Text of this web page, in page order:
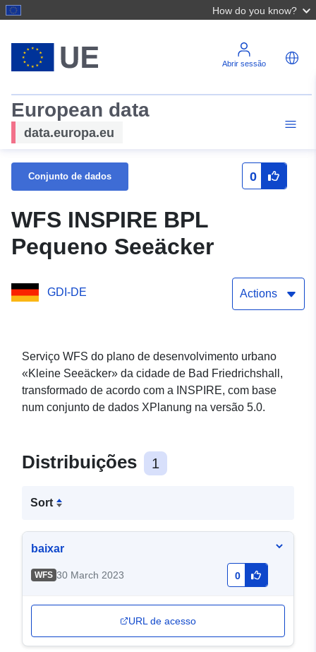
How do you know?
Abrir sessão
European data
data.europa.eu
Conjunto de dados 0
WFS INSPIRE BPL
Pequeno Seeäcker
GDI-DE Actions
Serviço WFS do plano de desenvolvimento urbano
«Kleine Seeäcker» da cidade de Bad Friedrichshall,
transformado de acordo com a INSPIRE, com base
num conjunto de dados XPlanung na versão 5.0.
Distribuições 1
Sort
baixar
WFS 30 March 2023 0
URL de acesso